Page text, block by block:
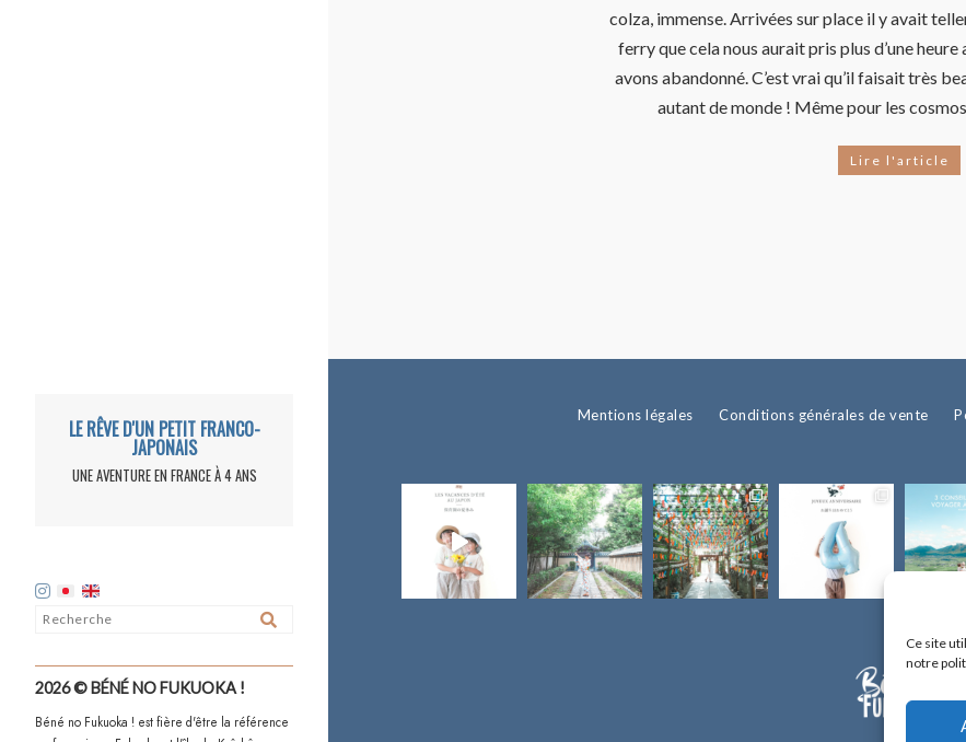
Ce site
notre
LE RÊVE D'UN PETIT FRANCO-
JAPONAIS
UNE AVENTURE EN FRANCE À 4 ANS
2026 © BÉNÉ NO FUKUOKA !
Béné no Fukuoka ! est fière d'être la référence
colza, immense. Arrivées sur place il y avait
ferry que cela nous aurait pris plus d’une
avons abandonné. C’est vrai qu’il faisait très
autant de monde ! Même pour les
Lire l'article
Mentions légales Conditions générales de vente